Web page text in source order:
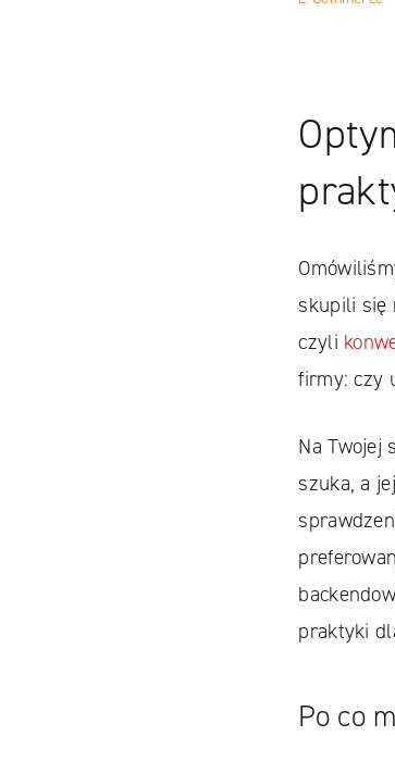
skupili się
czyli
firmy: czy
Na Twojej
szuka, a
praktyki
Po co